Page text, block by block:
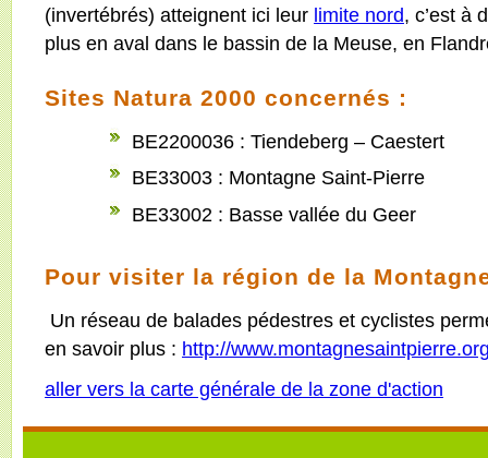
(invertébrés) atteignent ici leur limite nord, c’est à
plus en aval dans le bassin de la Meuse, en
Sites Natura 2000 concernés :
BE2200036 : Tiendeberg – Caestert
BE33003 : Montagne Saint-Pierre
BE33002 : Basse vallée du Geer
Pour visiter la région de la
Un réseau de balades pédestres et cyclistes
en savoir plus : http://
aller vers la carte générale de la zone d'action